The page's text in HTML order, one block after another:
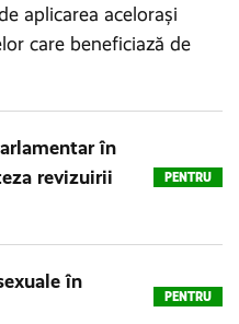
aplicarea acelorași
care beneficiază de
în
revizuirii
PENTRU
în
PENTRU